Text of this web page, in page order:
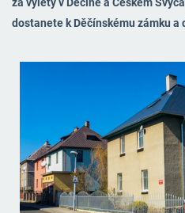
dostanete k Děčínskému zámku a